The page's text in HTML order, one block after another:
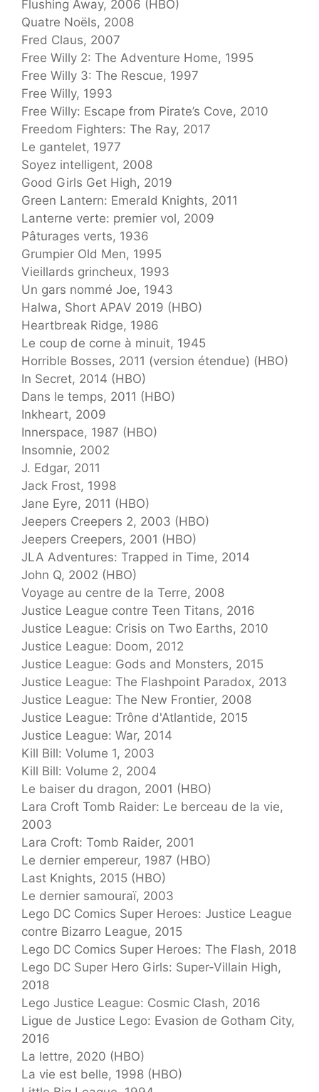
Flushing Away, 2006 (HBO)
Quatre Noëls, 2008
Fred Claus, 2007
Free Willy 2: The Adventure Home, 1995
Free Willy 3: The Rescue, 1997
Free Willy, 1993
Free Willy: Escape from Pirate’s Cove, 2010
Freedom Fighters: The Ray, 2017
Le gantelet, 1977
Soyez intelligent, 2008
Good Girls Get High, 2019
Green Lantern: Emerald Knights, 2011
Lanterne verte: premier vol, 2009
Pâturages verts, 1936
Grumpier Old Men, 1995
Vieillards grincheux, 1993
Un gars nommé Joe, 1943
Halwa, Short APAV 2019 (HBO)
Heartbreak Ridge, 1986
Le coup de corne à minuit, 1945
Horrible Bosses, 2011 (version étendue) (HBO)
In Secret, 2014 (HBO)
Dans le temps, 2011 (HBO)
Inkheart, 2009
Innerspace, 1987 (HBO)
Insomnie, 2002
J. Edgar, 2011
Jack Frost, 1998
Jane Eyre, 2011 (HBO)
Jeepers Creepers 2, 2003 (HBO)
Jeepers Creepers, 2001 (HBO)
JLA Adventures: Trapped in Time, 2014
John Q, 2002 (HBO)
Voyage au centre de la Terre, 2008
Justice League contre Teen Titans, 2016
Justice League: Crisis on Two Earths, 2010
Justice League: Doom, 2012
Justice League: Gods and Monsters, 2015
Justice League: The Flashpoint Paradox, 2013
Justice League: The New Frontier, 2008
Justice League: Trône d'Atlantide, 2015
Justice League: War, 2014
Kill Bill: Volume 1, 2003
Kill Bill: Volume 2, 2004
Le baiser du dragon, 2001 (HBO)
Lara Croft Tomb Raider: Le berceau de la vie,
2003
Lara Croft: Tomb Raider, 2001
Le dernier empereur, 1987 (HBO)
Last Knights, 2015 (HBO)
Le dernier samouraï, 2003
Lego DC Comics Super Heroes: Justice League
contre Bizarro League, 2015
Lego DC Comics Super Heroes: The Flash, 2018
Lego DC Super Hero Girls: Super-Villain High,
2018
Lego Justice League: Cosmic Clash, 2016
Ligue de Justice Lego: Evasion de Gotham City,
2016
La lettre, 2020 (HBO)
La vie est belle, 1998 (HBO)